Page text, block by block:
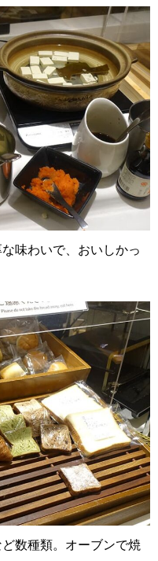
味わいで、おいしかっ
数種類。オーブンで焼